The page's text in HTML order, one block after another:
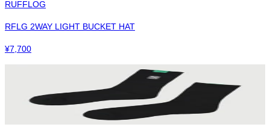
RUFFLOG
RFLG 2WAY LIGHT BUCKET HAT
¥7,700